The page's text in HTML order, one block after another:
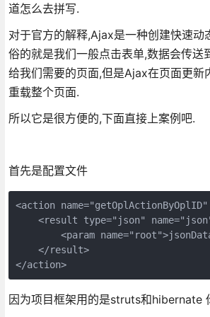
道怎么去拼写.
对于官方的解释,Ajax是一种创建快速动
俗的就是我们一般点击表单,数据会传送
给我们需要的页面,但是Ajax在页面更新
重载整个页面.
所以它是很方便的,下面直接上案例吧.
首先是配置文件
<action
<result type="json"
<param
    </result>
</action>
因为项目框架用的是struts和hibernate